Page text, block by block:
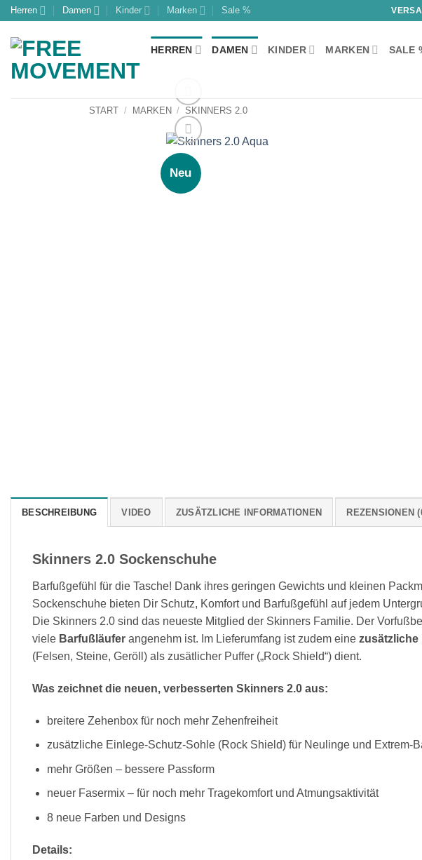
Zum
springen
Herren Damen Kinder Marken Sale %
HERREN DAMEN KINDER MARKEN SALE
START / MARKEN / SKINNERS 2.0
Neu
BESCHREIBUNG VIDEO ZUSÄTZLICHE INFORMATIONEN REZENSIONEN
Skinners 2.0 Sockenschuhe
Barfußgefühl für die Tasche! Dank ihres geringen Gewichts und kleinen
Sockenschuhe bieten Dir Schutz, Komfort und Barfußgefühl auf jedem
Die Skinners 2.0 sind das neueste Mitglied der Skinners Familie. Der
viele Barfußläufer angenehm ist. Im Lieferumfang ist zudem eine zusätzliche
(Felsen, Steine, Geröll) als zusätlicher Puffer („Rock Shield“) dient.
Was zeichnet die neuen, verbesserten Skinners 2.0 aus:
breitere Zehenbox für noch mehr Zehenfreiheit
zusätzliche Einlege-Schutz-Sohle (Rock Shield) für Neulinge und Extrem-
mehr Größen – bessere Passform
neuer Fasermix – für noch mehr Tragekomfort und Atmungsaktivität
8 neue Farben und Designs
Details: